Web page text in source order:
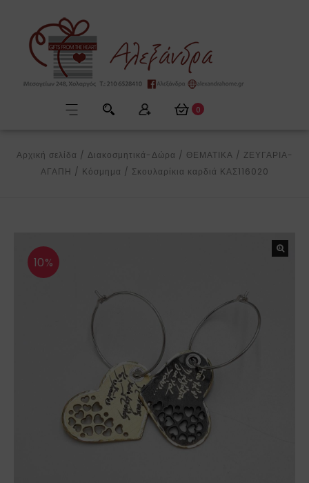
0
Αρχική σελίδα / Διακοσμητικά-Δώρα / ΘΕΜΑΤΙΚΑ / ΖΕΥΓΑΡΙΑ-
ΑΓΑΠΗ / Κόσμημα / Σκουλαρίκια καρδιά ΚΑΣ116020
10%